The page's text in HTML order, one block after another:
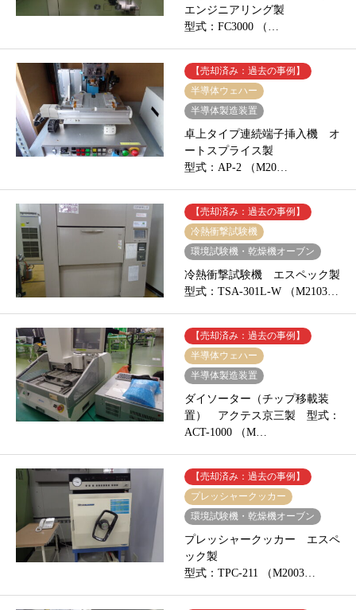
エンジニアリング製
型式：FC3000 （…
【売却済み：過去の事例】
半導体ウェハー
半導体製造装置
卓上タイプ連続端子挿入機 オ
ートスプライス製
型式：AP-2 （M20…
【売却済み：過去の事例】
冷熱衝撃試験機
環境試験機・乾燥機オーブン
冷熱衝撃試験機 エスペック製
型式：TSA-301L-W （M2103…
【売却済み：過去の事例】
半導体ウェハー
半導体製造装置
ダイソーター（チップ移載装
置） アクテス京三製 型式：
ACT-1000 （M…
【売却済み：過去の事例】
プレッシャークッカー
環境試験機・乾燥機オーブン
プレッシャークッカー エスペ
ック製
型式：TPC-211 （M2003…